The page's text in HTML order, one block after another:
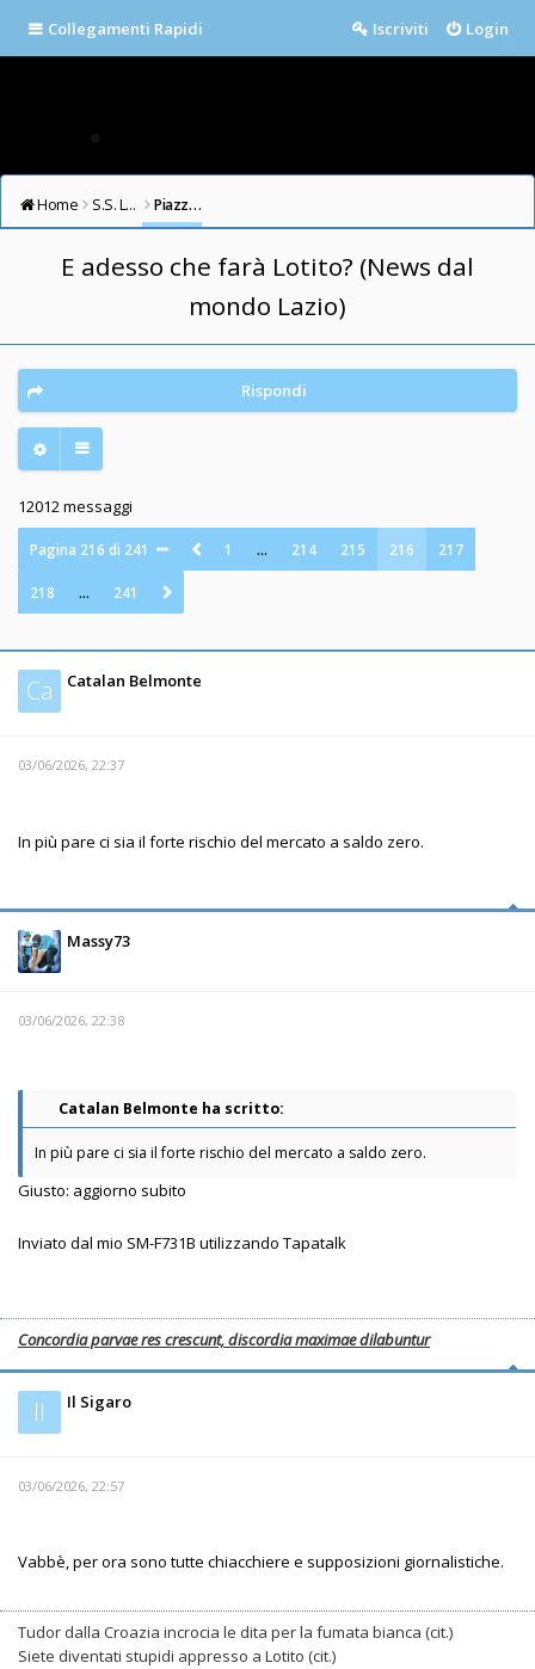
Collegamenti Rapidi Login
Iscriviti
Home S.S. LAZIO FORUM Piazza della Libertà
E adesso che farà Lotito? (News dal
mondo Lazio)
Rispondi
12012 messaggi
Pagina 216 di 241 1 … 214 215 216 217
218 … 241
Ca Catalan Belmonte
03/06/2026, 22:37
In più pare ci sia il forte rischio del mercato a saldo zero.
Massy73
03/06/2026, 22:38
Catalan Belmonte ha scritto:
In più pare ci sia il forte rischio del mercato a saldo zero.
Giusto: aggiorno subito
Inviato dal mio SM-F731B utilizzando Tapatalk
Concordia parvae res crescunt, discordia maximae dilabuntur
Il Il Sigaro
03/06/2026, 22:57
Vabbè, per ora sono tutte chiacchiere e supposizioni giornalistiche.
Tudor dalla Croazia incrocia le dita per la fumata bianca (cit.)
Siete diventati stupidi appresso a Lotito (cit.)